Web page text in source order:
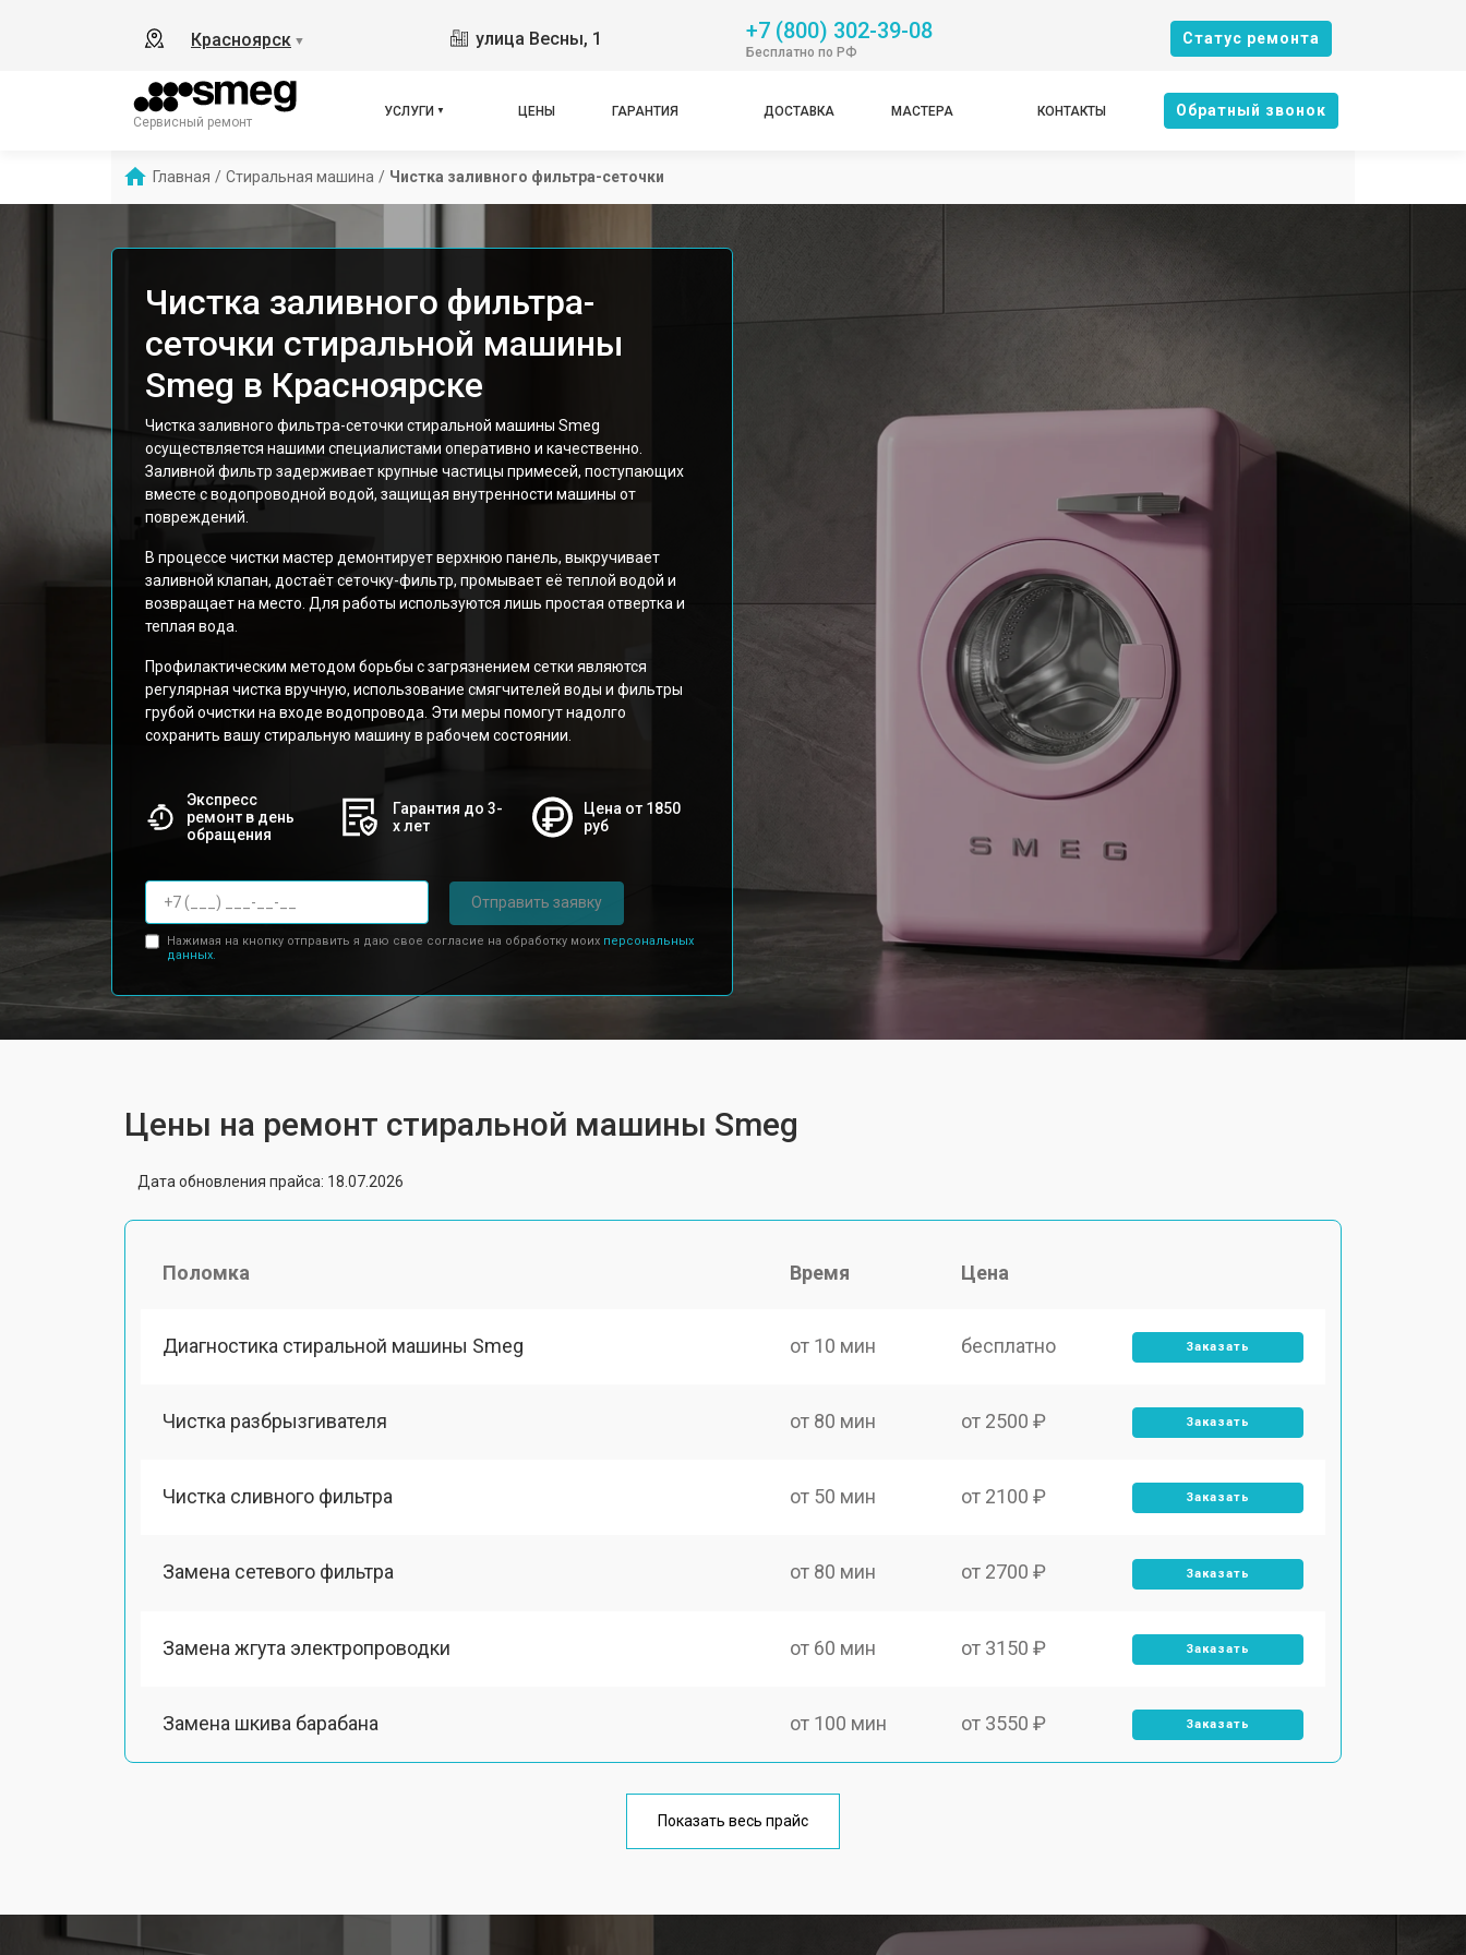
Красноярск ▼ улица Весны, 1 +7 (800) 302-39-08
Бесплатно по РФ
Cтатус ремонта
Сервисный ремонт
УСЛУГИ ЦЕНЫ ГАРАНТИЯ ДОСТАВКА МАСТЕРА КОНТАКТЫ Oбратный звонок
Главная / Стиральная машина / Чистка заливного фильтра-сеточки
Чистка заливного фильтра-
сеточки стиральной машины
Smeg в Красноярске
Чистка заливного фильтра-сеточки стиральной машины Smeg
осуществляется нашими специалистами оперативно и качественно.
Заливной фильтр задерживает крупные частицы примесей, поступающих
вместе с водопроводной водой, защищая внутренности машины от
повреждений.
В процессе чистки мастер демонтирует верхнюю панель, выкручивает
заливной клапан, достаёт сеточку-фильтр, промывает её теплой водой и
возвращает на место. Для работы используются лишь простая отвертка и
теплая вода.
Профилактическим методом борьбы с загрязнением сетки являются
регулярная чистка вручную, использование смягчителей воды и фильтры
грубой очистки на входе водопровода. Эти меры помогут надолго
сохранить вашу стиральную машину в рабочем состоянии.
Экспресс
ремонт в день
обращения
Гарантия до 3-
х лет
Цена от 1850
руб
Отправить заявку
Нажимая на кнопку отправить я даю свое согласие на обработку моих персональных
данных.
Цены на ремонт стиральной машины Smeg
Дата обновления прайса: 18.07.2026
Поломка Время Цена
Диагностика стиральной машины Smeg от 10 мин бесплатно Заказать
Чистка разбрызгивателя от 80 мин от 2500 ₽ Заказать
Чистка сливного фильтра от 50 мин от 2100 ₽ Заказать
Замена сетевого фильтра от 80 мин от 2700 ₽ Заказать
Замена жгута электропроводки от 60 мин от 3150 ₽ Заказать
Замена шкива барабана от 100 мин от 3550 ₽ Заказать
от 70 мин
Замена пружин стиральной машины Smeg от 80 мин
Показать весь прайс